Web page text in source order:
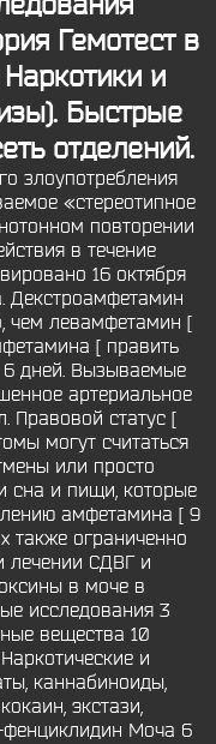
Гемотест в
и
Быстрые
отделений.
злоупотребления
«стереотипное
повторении
в течение
16 октября
Декстроамфетамин
чем левамфетамин [
[ править
6 дней. Вызываемые
артериальное
Правовой статус [
могут считаться
или просто
сна и пищи, которые
амфетамина [ 9
также ограниченно
лечении СДВГ и
в моче в
исследования 3
вещества 10
и
каннабиноиды,
экстази,
фенциклидин Моча 6